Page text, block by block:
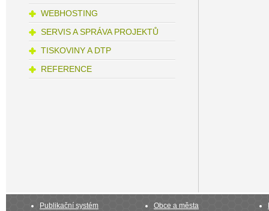
WEBHOSTING
SERVIS A SPRÁVA PROJEKTŮ
TISKOVINY A DTP
REFERENCE
Publikační systém Obce a města